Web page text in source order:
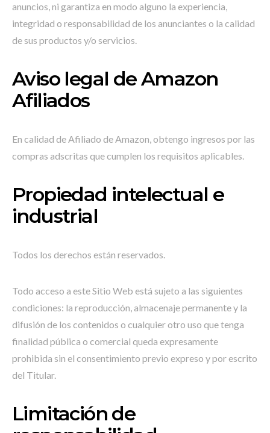
anuncios, ni garantiza en modo alguno la experiencia,
integridad o responsabilidad de los anunciantes o la calidad
de sus productos y/o servicios.
Aviso legal de Amazon
Afiliados
En calidad de Afiliado de Amazon, obtengo ingresos por las
compras adscritas que cumplen los requisitos aplicables.
Propiedad intelectual e
industrial
Todos los derechos están reservados.
Todo acceso a este Sitio Web está sujeto a las siguientes
condiciones: la reproducción, almacenaje permanente y la
difusión de los contenidos o cualquier otro uso que tenga
finalidad pública o comercial queda expresamente
prohibida sin el consentimiento previo expreso y por escrito
del Titular.
Limitación de